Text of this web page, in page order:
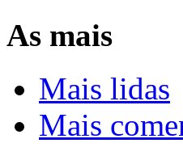
As mais
Mais lidas
Mais